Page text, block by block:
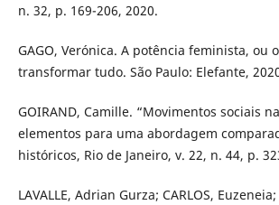
n. 32, p. 169-206, 2020.
GAGO, Verónica. A potência feminista, ou
transformar tudo. São Paulo: Elefante,
GOIRAND, Camille. “Movimentos sociais
elementos para uma abordagem
históricos, Rio de Janeiro, v. 22, n. 44, p.
LAVALLE, Adrian Gurza; CARLOS, Euzeneia;